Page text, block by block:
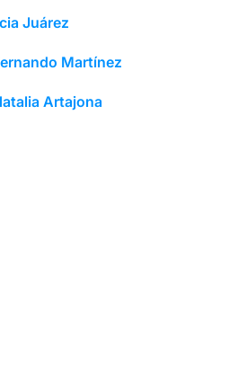
Juárez
Martínez
Artajona